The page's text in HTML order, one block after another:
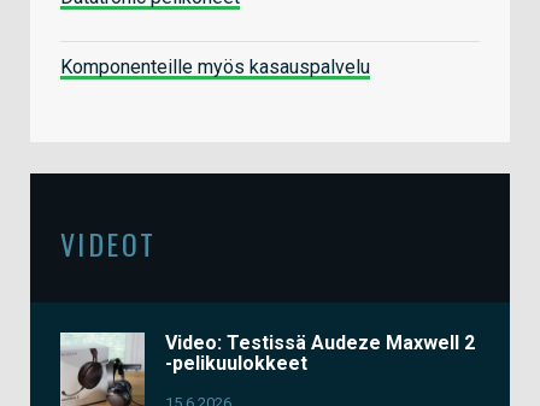
Komponenteille myös kasauspalvelu
VIDEOT
Video: Testissä Audeze Maxwell 2
-pelikuulokkeet